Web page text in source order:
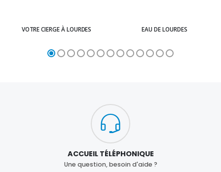
VOTRE CIERGE À LOURDES EAU DE LOURDES
ACCUEIL TÉLÉPHONIQUE
Une question, besoin d'aide ?